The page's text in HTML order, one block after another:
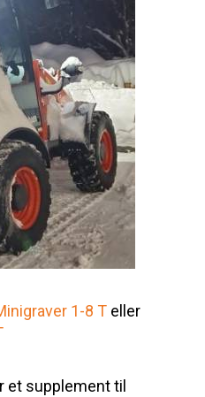
1-8 T eller
et supplement til